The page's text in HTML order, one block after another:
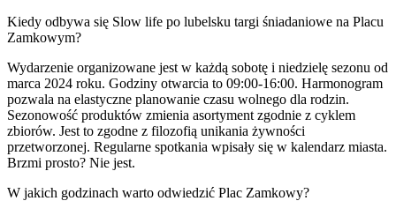
Kiedy odbywa się Slow life po lubelsku targi śniadaniowe na Placu
Zamkowym?
Wydarzenie organizowane jest w każdą sobotę i niedzielę sezonu od
marca 2024 roku. Godziny otwarcia to 09:00-16:00. Harmonogram
pozwala na elastyczne planowanie czasu wolnego dla rodzin.
Sezonowość produktów zmienia asortyment zgodnie z cyklem
zbiorów. Jest to zgodne z filozofią unikania żywności
przetworzonej. Regularne spotkania wpisały się w kalendarz miasta.
Brzmi prosto? Nie jest.
W jakich godzinach warto odwiedzić Plac Zamkowy?